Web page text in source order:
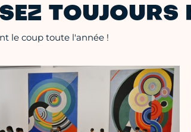
TOUJOURS
le coup toute l'année !